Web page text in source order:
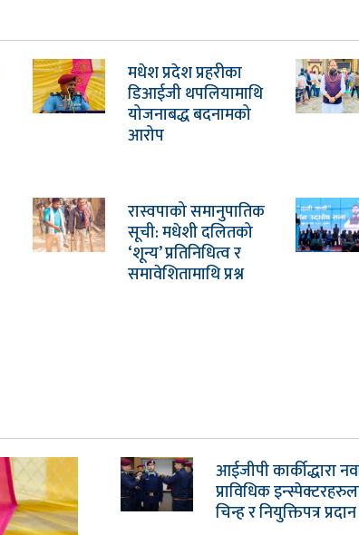
मधेश प्रदेश प्रहरीका
डिआईजी थपलियामाथि
योजनाबद्ध बदनामको
आरोप
रास्वपाको समानुपातिक
सूची: मधेशी दलितको
‘शून्य’ प्रतिनिधित्व र
समावेशितामाथि प्रश्न
आईजीपी कार्कीद्धारा
प्राविधिक
चिन्ह र नियुक्तिपत्र प्रदान